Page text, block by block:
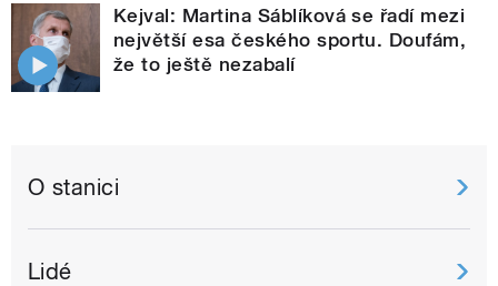
Kejval: Martina Sáblíková se řadí mezi
největší esa českého sportu. Doufám,
že to ještě nezabalí
O stanici
Lidé